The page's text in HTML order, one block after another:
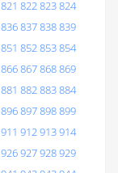
821 822823824
836837838839
851 852853854
866867868869
881 882883884
896897898899
911 912913914
926927928929